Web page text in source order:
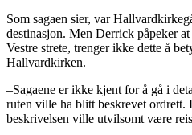
Som sagaen sier, var
destinasjon. Men Derrick påpeker
Vestre strete, trenger ikke dette å
Hallvardkirken.
–Sagaene er ikke kjent for å gå i
ruten ville ha blitt beskrevet ordrett.
beskrivelsen ville utvilsomt være